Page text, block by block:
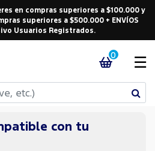
en compras superiores a $100.000 y
superiores a $500.000 + ENVÍOS
Usuarios Registrados.
0 ☰
con tu